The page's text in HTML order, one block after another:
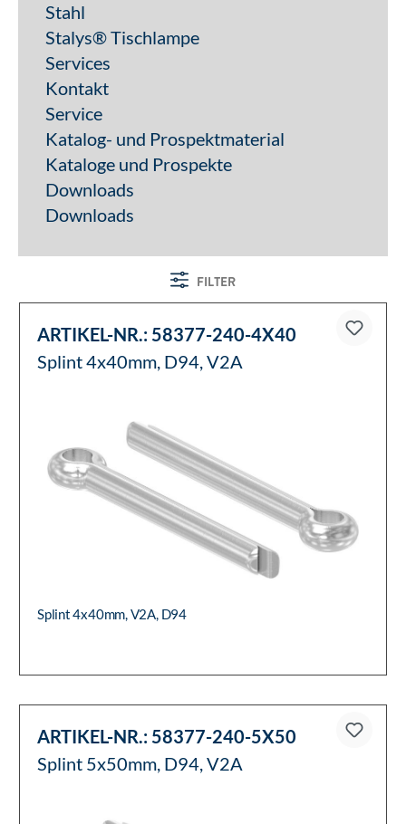
Stahl
Stalys® Tischlampe
Services
Kontakt
Service
Katalog- und Prospektmaterial
Kataloge und Prospekte
Downloads
Downloads
FILTER
ARTIKEL-NR.: 58377-240-4X40
Splint 4x40mm, D94, V2A
Splint 4x40mm, V2A, D94
ARTIKEL-NR.: 58377-240-5X50
Splint 5x50mm, D94, V2A